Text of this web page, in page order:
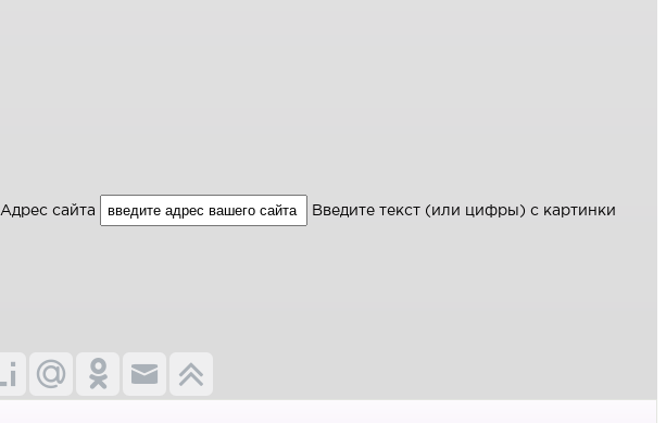
Адрес сайта Введите текст (или цифры) с картинки